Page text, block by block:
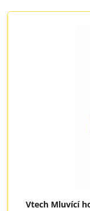
Vtech Mluvící